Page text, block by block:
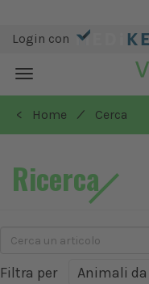
Login con
Toggle
navigation
< Home
/ Cerca
Ricerca
Filtra per Animali